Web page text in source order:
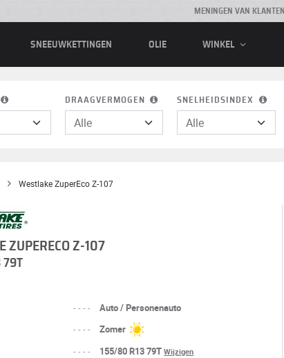
MENINGEN VAN KLANTEN
SNEEUWKETTINGEN OLIE WINKEL
DRAAGVERMOGEN SNELHEIDSINDEX
Westlake ZuperEco Z-107
ZUPERECO Z-107
79T
----
Auto / Personenauto
----
Zomer
---- 155/80 R13 79TWijzigen